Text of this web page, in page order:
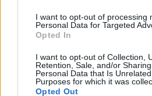
I want to opt-out of processing
Personal Data for Targeted
Opted In
I want to opt-out of Collection,
Retention, Sale, and/or
Personal Data that Is
Purposes for which it was
Opted Out